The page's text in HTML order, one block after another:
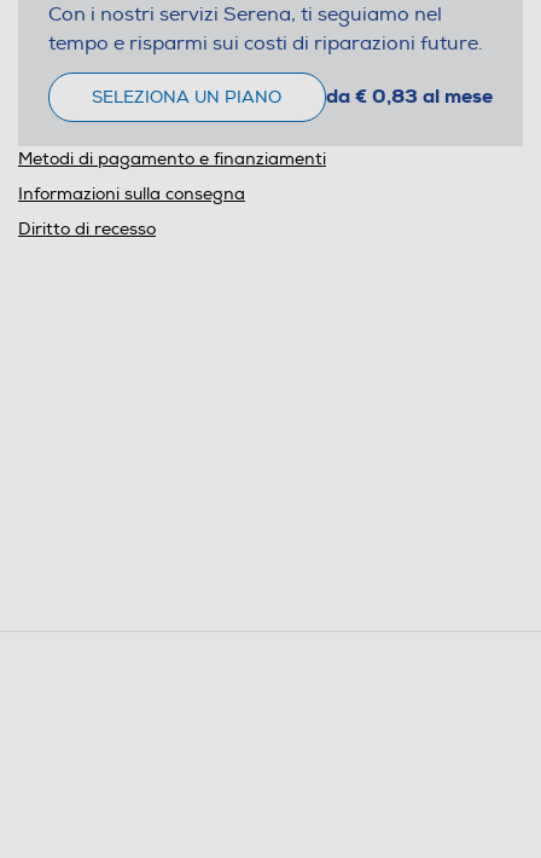
Con i nostri servizi Serena, ti seguiamo nel
tempo e risparmi sui costi di riparazioni future.
SELEZIONA UN PIANO da € 0,83 al mese
Metodi di pagamento e finanziamenti
Informazioni sulla consegna
Diritto di recesso